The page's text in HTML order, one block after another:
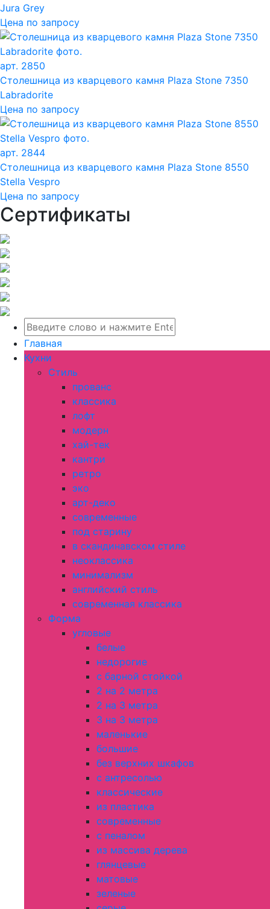
Jura Grey
Цена по запросу
арт. 2850
Столешница из кварцевого камня Plaza Stone 7350
Labradorite
Цена по запросу
арт. 2844
Столешница из кварцевого камня Plaza Stone 8550
Stella Vespro
Цена по запросу
Сертификаты
Главная
Кухни
Стиль
прованс
классика
лофт
модерн
хай-тек
кантри
ретро
эко
арт-деко
современные
под старину
в скандинавском стиле
неоклассика
минимализм
английский стиль
современная классика
Форма
угловые
белые
недорогие
с барной стойкой
2 на 2 метра
2 на 3 метра
3 на 3 метра
маленькие
большие
без верхних шкафов
с антресолью
классические
из пластика
современные
с пеналом
из массива дерева
глянцевые
матовые
зеленые